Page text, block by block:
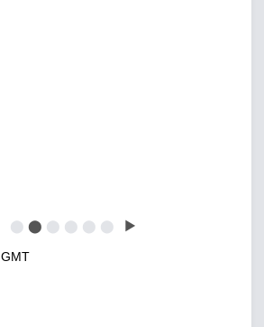
⬤ ⬤ ⬤ ⬤ ⬤ ⬤ ▶
GMT